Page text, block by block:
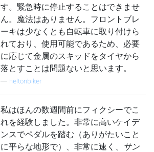
す。緊急時に停止することはできませ
ん。魔法はありません。フロントブレ
ーキは少なくとも自転車に取り付けら
れており、使用可能であるため、必要
に応じて金属のスキッドをタイヤから
落とすことは問題ないと思います。
heltonbiker
私はほんの数週間前にフィクシーでこ
れを経験しました。非常に高いケイデ
ンスでペダルを踏む（ありがたいこと
に平らな地形で）、非常に速く、 サン